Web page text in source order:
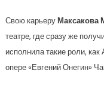
Свою карьеруМаксакова
театре, где сразу же
исполнила такие роли,
опере «Евгений Онегин»